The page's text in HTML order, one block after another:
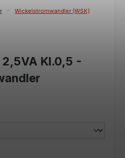
Wickelstromwandler (WSK)
Kl.0,5 -